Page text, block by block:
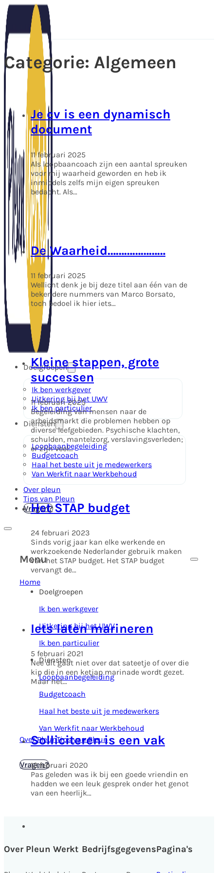
Doelgroepen
Ik ben werkgever
Uitkering bij het UWV
Ik ben particulier
Diensten
Loopbaanbegeleiding
Budgetcoach
Haal het beste uit je medewerkers
Van Werkfit naar Werkbehoud
Over pleun
Tips van Pleun
Vragen? Kennismaken
Menu
Home
Doelgroepen
Ik ben werkgever
Uitkering bij het UWV
Ik ben particulier
Diensten
Loopbaanbegeleiding
Budgetcoach
Haal het beste uit je medewerkers
Van Werkfit naar Werkbehoud
Over PleunTips van Pleun
Vragen?Kennismaken
Categorie: Algemeen
Je cv is een dynamisch
document
11 februari 2025
Als loopbaancoach zijn een aantal spreuken
voor mij waarheid geworden en heb ik
inmiddels zelfs mijn eigen spreuken
bedacht. Als…
De Waarheid…………………
11 februari 2025
Wellicht denk je bij deze titel aan één van de
bekendere nummers van Marco Borsato,
toch bedoel ik hier iets…
Kleine stappen, grote
successen
11 februari 2025
Begeleiding van mensen naar de
arbeidsmarkt die problemen hebben op
diverse leefgebieden. Psychische klachten,
schulden, mantelzorg, verslavingsverleden;
er zijn veel…
Het STAP budget
24 februari 2023
Sinds vorig jaar kan elke werkende en
werkzoekende Nederlander gebruik maken
van het STAP budget. Het STAP budget
vervangt de…
Iets laten marineren
5 februari 2021
Nee dit gaat niet over dat sateetje of over die
kip die in een ketjap marinade wordt gezet.
Maar het…
Solliciteren is een vak
12 februari 2020
Pas geleden was ik bij een goede vriendin en
hadden we een leuk gesprek onder het genot
van een heerlijk…
Over Pleun Werkt BedrijfsgegevensPagina's